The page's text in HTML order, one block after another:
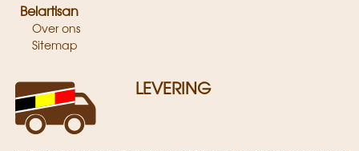
Belartisan
Over ons
Sitemap
LEVERING